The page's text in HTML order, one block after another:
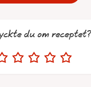
du om receptet?